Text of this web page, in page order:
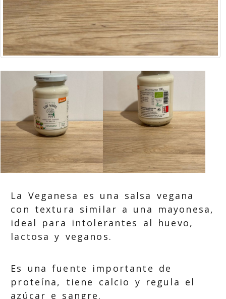
La Veganesa es una salsa vegana
con textura similar a una mayonesa,
ideal para intolerantes al huevo,
lactosa y veganos.
Es una fuente importante de
proteína, tiene calcio y regula el
azúcar e sangre.